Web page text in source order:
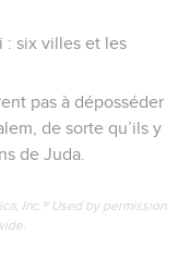
: six villes et les
pas à déposséder
de sorte qu’ils y
de Juda.
Inc.® Used by permission.